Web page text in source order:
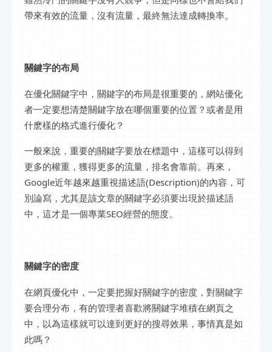
帶來有效的流量，沒有流量，最終無法達成轉換率。
關鍵字的布局
在優化關鍵字中，關鍵字的布局是很重要的，網站優化
者一定要想清楚關鍵字放在哪個重要的位置？或者是用
什麽樣的格式進行優化？
一般來說，重要的關鍵字要放在標題中，這樣可以得到
更多的權重，獲得更多的流量，排名會靠前。再來，
Google近年越來越重視描述語(Description)的內容，可
別論寫，尤其是該文章的關鍵字必須要出現於描述語
中，這才是一個專業SEO經營的態度。
關鍵字的密度
在網頁優化中，一定要把握好關鍵字的密度，對關鍵字
要合理分布，有的管理者喜歡將關鍵字堆積在網頁之
中，以為這樣就可以達到更好的搜尋效果，事情真是如
此嗎？